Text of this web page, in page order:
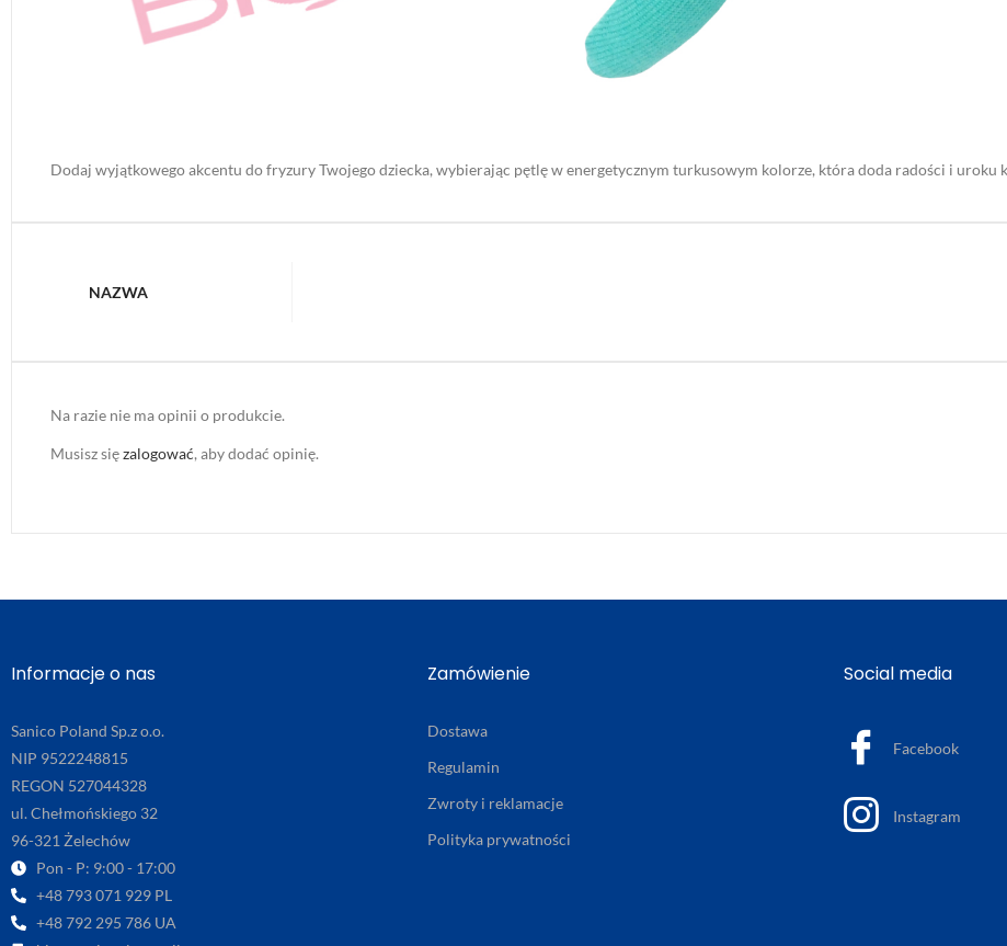
Dodaj wyjątkowego akcentu do fryzury Twojego dziecka, wybierając pętlę w energetycznym turkusowym kolorze, która doda radości i uroku
NAZWA
Na razie nie ma opinii o produkcie.
Musisz sięzalogować, aby dodać opinię.
Informacje o nas
Sanico Poland Sp.z o.o.
NIP 9522248815
REGON 527044328
ul. Chełmońskiego 32
96-321 Żelechów
Pon - P: 9:00 - 17:00
+48 793 071 929 PL
+48 792 295 786 UA
Zamówienie
Dostawa
Regulamin
Zwroty i reklamacje
Polityka prywatności
Social media
Facebook
Instagram